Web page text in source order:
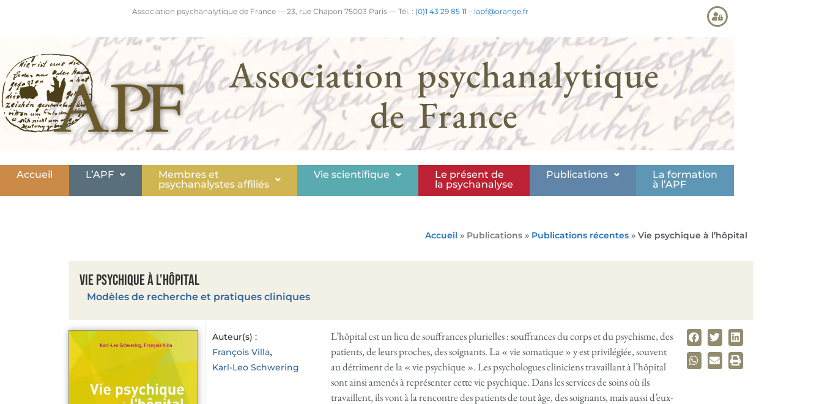
Association psychanalytique de France — 23, rue Chapon 75003 Paris — Tél. : (0)1 43 29 85 11 – lapf@orange.fr
Association psychanalytique
de France
Accueil L’APF
Membres et
psychanalystes affiliés
Vie scientifique
Le présent de
la psychanalyse
Publications
La formation
à l’APF
Accueil » Publications » Publications récentes » Vie psychique à l’hôpital
Vie psychique à l’hôpital
Modèles de recherche et pratiques cliniques
Auteur(s) :
François Villa,
Karl-Leo Schwering
L’hôpital est un lieu de souffrances plurielles : souffrances du corps et du psychisme, des
patients, de leurs proches, des soignants. La « vie somatique » y est privilégiée, souvent
au détriment de la « vie psychique ». Les psychologues cliniciens travaillant à l’hôpital
sont ainsi amenés à représenter cette vie psychique. Dans les services de soins où ils
travaillent, ils vont à la rencontre des patients de tout âge, des soignants, mais aussi d’eux-